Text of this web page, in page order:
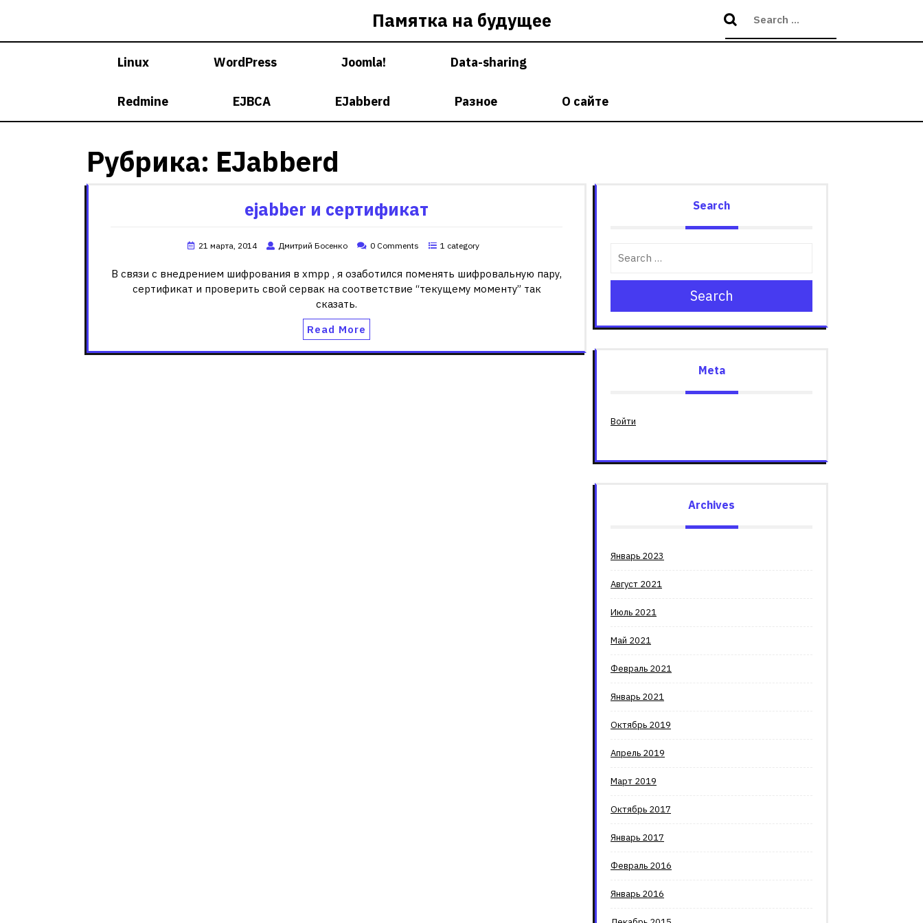
Памятка на будущее
Linux WordPress Joomla! Data-sharing
Redmine EJBCA EJabberd Разное О сайте
Рубрика: EJabberd
ejabber и сертификат
21 марта, 2014 Дмитрий Босенко 0 Comments 1 category
В связи с внедрением шифрования в xmpp , я озаботился поменять шифровальную пару,
сертификат и проверить свой сервак на соответствие “текущему моменту” так
сказать.
Read More
Search
Search
Meta
Войти
Archives
Январь 2023
Август 2021
Июль 2021
Май 2021
Февраль 2021
Январь 2021
Октябрь 2019
Апрель 2019
Март 2019
Октябрь 2017
Январь 2017
Февраль 2016
Январь 2016